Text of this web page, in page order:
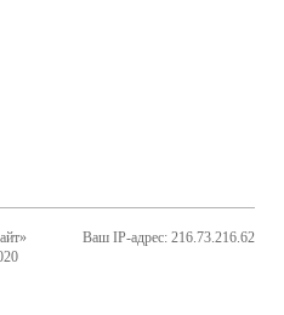
Ваш IP-адрес: 216.73.216.62